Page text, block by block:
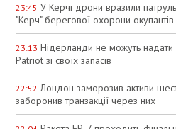
23:45 У Керчі дрони вразили
"Керч" берегової охорони окупантів
23:13 Нідерланди не можуть надати
Patriot зі своїх запасів
22:52 Лондон заморозив активи
заборонив транзакції через них